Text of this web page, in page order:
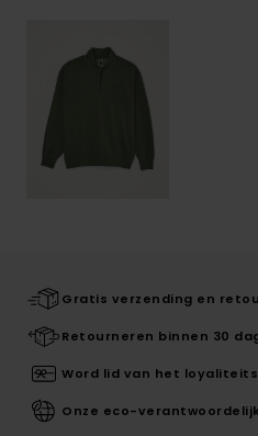
Gratis verzending en
Retourneren binnen 30
Word lid van het
Onze eco-